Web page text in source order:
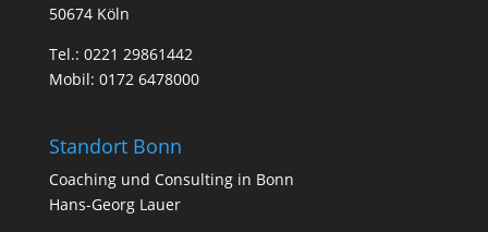
50674 Köln
Tel.: 0221 29861442
Mobil: 0172 6478000
Standort Bonn
Coa­ching und Con­sul­ting in Bonn
Hans-Georg Lauer